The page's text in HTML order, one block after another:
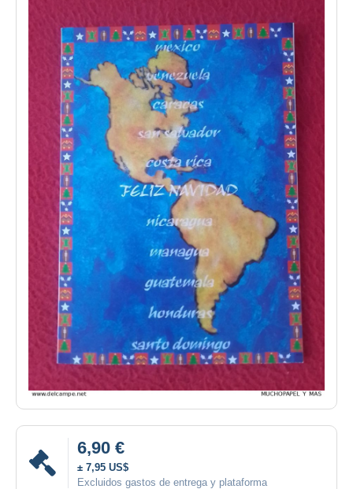
6,90 €
± 7,95 US$
Excluidos gastos de entrega y plataforma